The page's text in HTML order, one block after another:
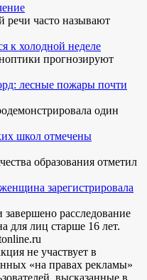
речи часто называют
к холодной неделе
прогнозируют
лесные пожары почти
один
школ отмечены
образования отметил
зарегистрировала
расследование
для лиц старше 16 лет.
не участвует в
«на правах рекламы»
высказанные в